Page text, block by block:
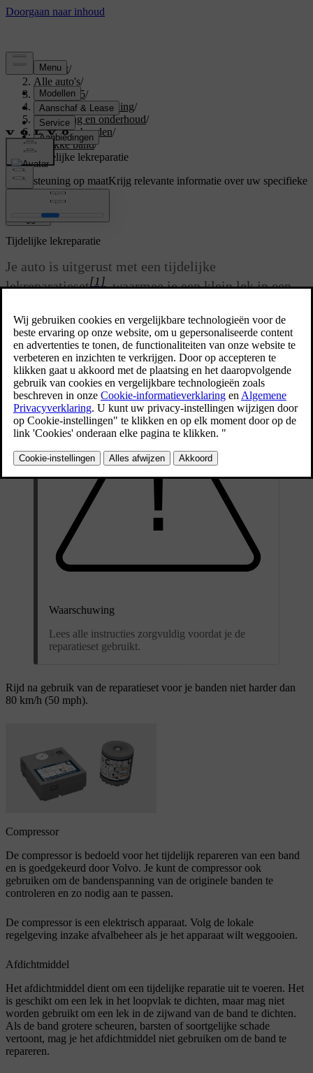
Support/
Alle auto's/
EX40 2025/
Gebruikershandleiding/
Verzorging en onderhoud/
Wielen en banden/
Lekke band/
Tijdelijke lekreparatie
Ondersteuning op maatKrijg relevante informatie over uw specifieke
auto.
Inloggen
Bijgewerkt 13-10-2025
Tijdelijke lekreparatie
Je auto is uitgerust met een tijdelijke
lekreparatieset[1], waarmee je een klein lek in een
afdichtmiddel en een compressor.
Waarschuwing
Lees alle instructies zorgvuldig voordat je de
reparatieset gebruikt.
Rijd na gebruik van de reparatieset voor je banden niet harder dan
80 km/h (50 mph).
Compressor
De compressor is bedoeld voor het tijdelijk repareren van een band
en is goedgekeurd door Volvo. Je kunt de compressor ook
gebruiken om de bandenspanning van de originele banden te
controleren en zo nodig aan te passen.
De compressor is een elektrisch apparaat. Volg de lokale
regelgeving inzake afvalbeheer als je het apparaat wilt weggooien.
Afdichtmiddel
Het afdichtmiddel dient om een tijdelijke reparatie uit te voeren. Het
is geschikt om een lek in het loopvlak te dichten, maar mag niet
worden gebruikt om een lek in de zijwand van de band te dichten.
Als de band grotere scheuren, barsten of soortgelijke schade
vertoont, mag je het afdichtmiddel niet gebruiken om de band te
repareren.